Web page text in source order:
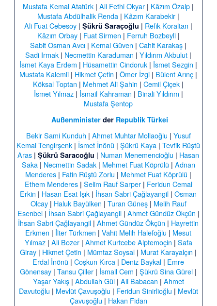
Mustafa Kemal Atatürk |Ali Fethi Okyar | Kâzım Özalp |
Mustafa Abdülhalik Renda | Kâzım Karabekir |
Ali Fuat Cebesoy |Şükrü Saraçoğlu | Refik Koraltan |
Kâzım Orbay| Fuat Sirmen | Ferruh Bozbeyli|
Sabit Osman Avcı | Kemal Güven |Cahit Karakaş |
Sadi Irmak | Necmettin Karaduman |Yıldırım Akbulut |
İsmet Kaya Erdem | Hüsamettin Cindoruk | İsmet Sezgin |
Mustafa Kalemli | Hikmet Çetin |Ömer İzgi | Bülent Arınç |
Köksal Toptan | Mehmet Ali Şahin |Cemil Çiçek |
İsmet Yılmaz| İsmail Kahraman | Binali Yıldırım |
Mustafa Şentop
Außenministerder Republik Türkei
Bekir Sami Kunduh | Ahmet Muhtar Mollaoğlu | Yusuf
Kemal Tengirşenk | İsmet İnönü |Şükrü Kaya |Tevfik Rüştü
Aras |Şükrü Saracoğlu | Numan Menemencioğlu | Hasan
Saka| Necmettin Sadak| Mehmet Fuat Köprülü | Adnan
Menderes | Fatin Rüştü Zorlu | Mehmet Fuat Köprülü |
Ethem Menderes| Selim Rauf Sarper| Feridun Cemal
Erkin | Hasan Esat Işık | İhsan Sabri Çağlayangil |Osman
Olcay| Haluk Bayülken | Turan Güneş| Melih Rauf
Esenbel| İhsan Sabri Çağlayangil| Ahmet Gündüz Ökçün |
İhsan Sabri Çağlayangil |Ahmet Gündüz Ökçün | Hayrettin
Erkmen | İlter Türkmen |Vahit Melih Halefoğlu | Mesut
Yılmaz| Ali Bozer| Ahmet Kurtcebe Alptemoçin | Safa
Giray | Hikmet Çetin | Mümtaz Soysal | Murat Karayalçın |
Erdal İnönü |Coşkun Kırca | Deniz Baykal | Emre
Gönensay |Tansu Çiller | İsmail Cem |Şükrü Sina Gürel |
Yaşar Yakış| Abdullah Gül| Ali Babacan | Ahmet
Davutoğlu | Mevlüt Çavuşoğlu | Feridun Sinirlioğlu | Mevlüt
Çavuşoğlu | Hakan Fidan